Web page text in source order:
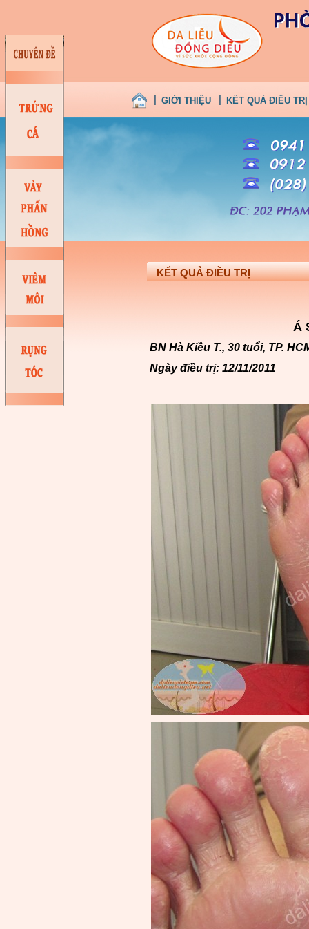
GIỚI THIỆU KẾT QUẢ ĐIỀU TRỊ
KẾT QUẢ ĐIỀU TRỊ
Á
BN Hà Kiều T., 30 tuổi, TP.
Ngày điều trị: 12/11/2011